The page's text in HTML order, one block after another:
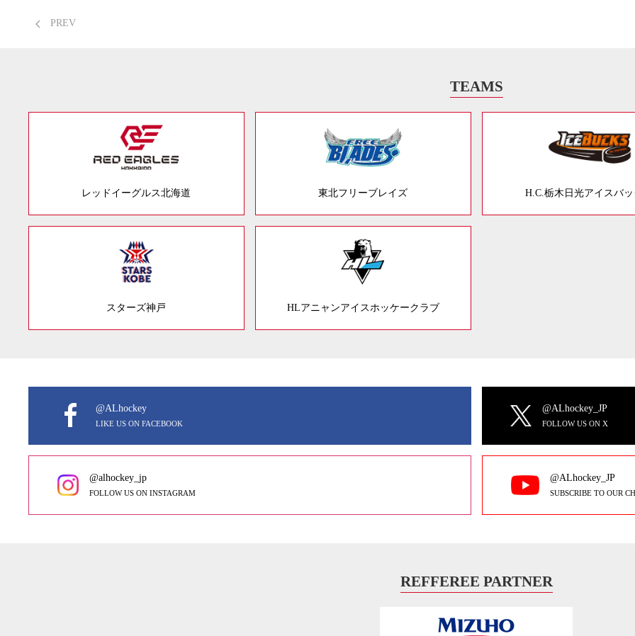
PREV
TEAMS
レッドイーグルス北海道 東北フリーブレイズ H.C.栃木日光アイスバッ
スターズ神戸 HLアニャンアイスホッケークラブ
@ALhockey
LIKE US ON FACEBOOK
@ALhockey_JP
FOLLOW US ON X
@alhockey_jp
FOLLOW US ON INSTAGRAM
@ALhockey_JP
SUBSCRIBE TO OUR
REFFEREE PARTNER